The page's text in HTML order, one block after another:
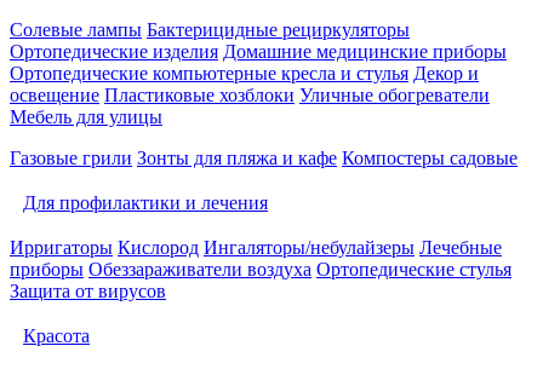
Солевые лампы Бактерицидные рециркуляторы
Ортопедические изделия Домашние медицинские приборы
Ортопедические компьютерные кресла и стулья Декор и
освещение Пластиковые хозблоки Уличные обогреватели
Мебель для улицы
Газовые грили Зонты для пляжа и кафе Компостеры садовые
Для профилактики и лечения
Ирригаторы Кислород Ингаляторы/небулайзеры Лечебные
приборы Обеззараживатели воздуха Ортопедические стулья
Защита от вирусов
Красота